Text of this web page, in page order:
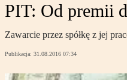
PIT: Od premii
Zawarcie przez spółkę z jej
Publikacja: 31.08.2016 07:34